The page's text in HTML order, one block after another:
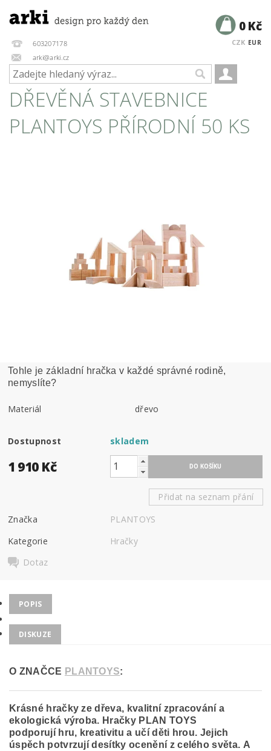
603207178
arki@arki.cz
CZK EUR
0 Kč
DŘEVĚNÁ STAVEBNICE
PLANTOYS PŘÍRODNÍ 50 KS
Tohle je základní hračka v každé správné rodině,
nemyslíte?
Materiál dřevo
Dostupnost skladem
1 910 Kč
Přidat na seznam přání
Značka
PLANTOYS
Kategorie
Hračky
Dotaz
POPIS
DISKUZE
O ZNAČCE PLANTOYS:
Krásné hračky ze dřeva, kvalitní zpracování a
ekologická výroba. Hračky PLAN TOYS
podporují hru, kreativitu a učí děti hrou. Jejich
úspěch potvrzují desítky ocenění z celého světa. A